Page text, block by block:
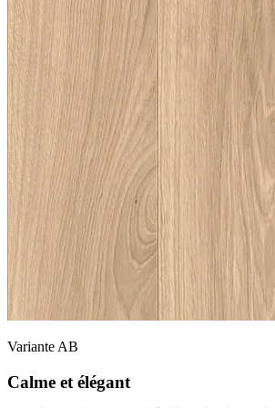
Variante AB
Calme et élégant